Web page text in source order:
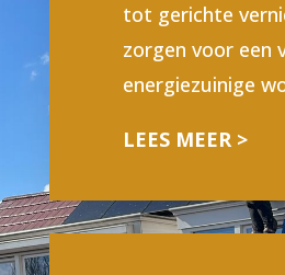
tot gerichte
zorgen voor een
energiezuinige
LEES MEER >